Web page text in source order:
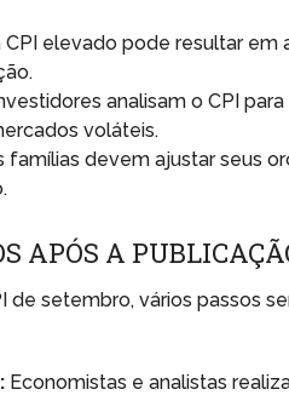
CPI elevado pode resultar em
analisam o CPI
voláteis.
famílias devem ajustar seus
APÓS A
de setembro, vários passos
Economistas e analistas